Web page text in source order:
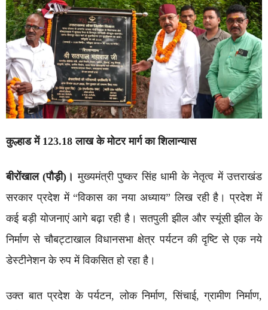
कुल्हाड में 123.18 लाख के मोटर मार्ग का शिलान्यास
बीरोंखाल (पौड़ी)। मुख्यमंत्री पुष्कर सिंह धामी के नेतृत्व में उत्तराखंड
सरकार प्रदेश में “विकास का नया अध्याय” लिख रही है। प्रदेश में
कई बड़ी योजनाएं आगे बढ़ा रही है। सतपुली झील और स्यूंसी झील के
निर्माण से चौबट्टाखाल विधानसभा क्षेत्र पर्यटन की दृष्टि से एक नये
डेस्टीनेशन के रुप में विकसित हो रहा है।
उक्त बात प्रदेश के पर्यटन, लोक निर्माण, सिंचाई, ग्रामीण निर्माण,